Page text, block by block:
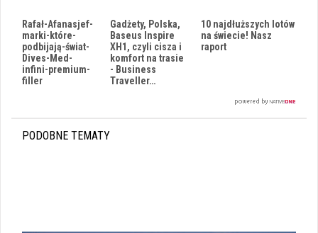
Rafał-Afanasjef-
marki-które-
podbijają-świat-
Dives-Med-
infini-premium-
filler
Gadżety, Polska,
Baseus Inspire
XH1, czyli cisza i
komfort na trasie
- Business
Traveller…
10 najdłuższych lotów
na świecie! Nasz
raport
PODOBNE TEMATY